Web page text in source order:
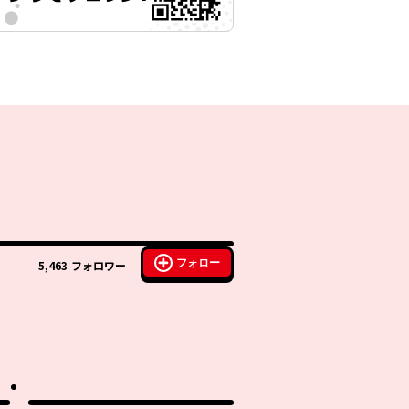
5,463 フォロワー フォロー